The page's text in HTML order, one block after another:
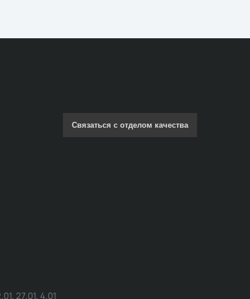
Связаться с отделом качества
27.01, 4.01